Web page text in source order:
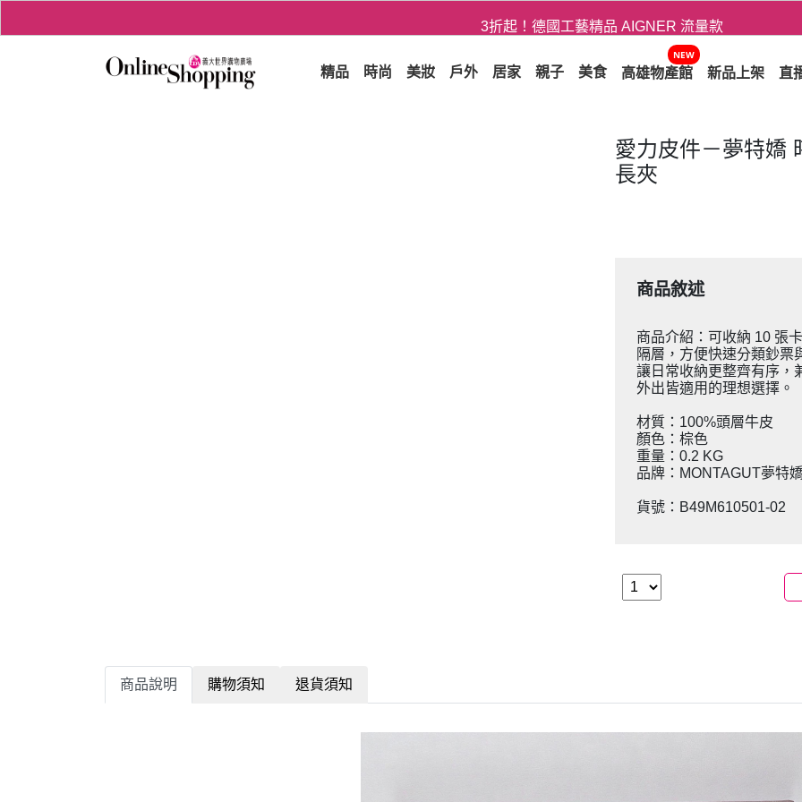
3折起！德國工藝精品 AIGNER 流量款
爸氣十足 - 父親節精選專區
用心愛你！七夕星選禮遇！
精品 時尚 美妝 戶外 居家 親子 美食 高雄物產館
NEW
新品上架 直
愛力皮件－夢特嬌
長夾
商品敘述
商品介紹：可收納 10 張
隔層，方便快速分類鈔票
讓日常收納更整齊有序，
外出皆適用的理想選擇。
材質：100%頭層牛皮
顏色：棕色
重量：0.2 KG
品牌：MONTAGUT夢特
貨號：B49M610501-02
商品說明 購物須知 退貨須知